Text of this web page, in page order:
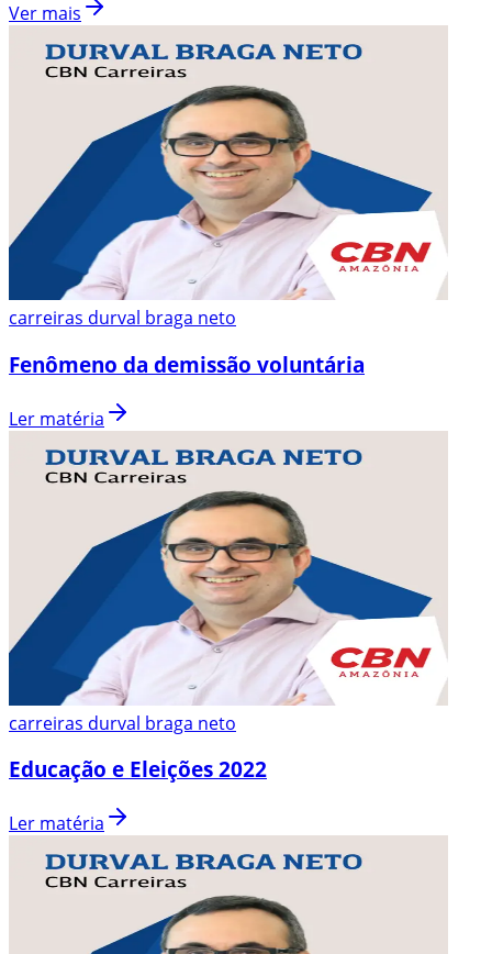
Ver mais
carreiras durval braga neto
Fenômeno da demissão voluntária
Ler matéria
carreiras durval braga neto
Educação e Eleições 2022
Ler matéria